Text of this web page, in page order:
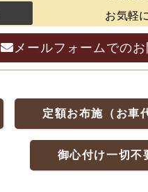
お気軽
メールフォームでの
定額お布施（お車
御心付け一切不